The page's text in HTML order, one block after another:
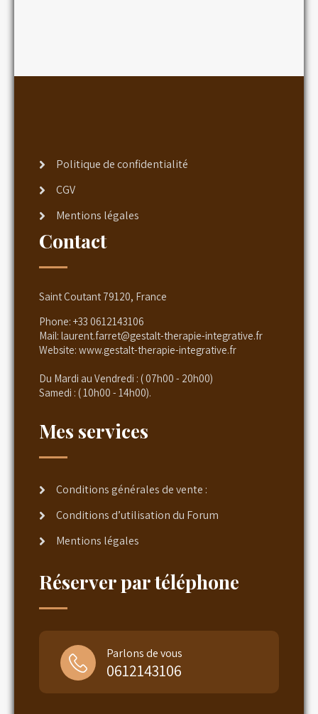
Politique de confidentialité
CGV
Mentions légales
Contact
Saint Coutant 79120, France
Phone: +33 0612143106
Mail: laurent.farret@gestalt-therapie-integrative.fr
Website: www.gestalt-therapie-integrative.fr
Du Mardi au Vendredi : ( 07h00 - 20h00)
Samedi : ( 10h00 - 14h00).
Mes services
Conditions générales de vente :
Conditions d’utilisation du Forum
Mentions légales
Réserver par téléphone
Parlons de vous
0612143106